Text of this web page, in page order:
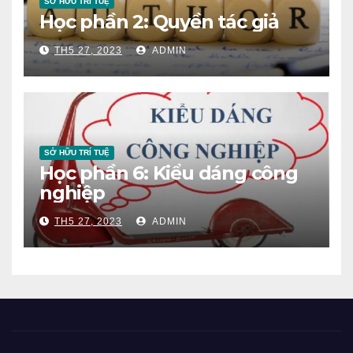
Học phần 2: Quyền tác giả
TH5 27, 2023 ADMIN
SỞ HỮU TRÍ TUỆ
Học phần 6: Kiểu dáng công
nghiệp
TH5 27, 2023 ADMIN